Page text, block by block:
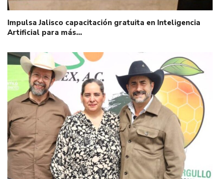
Impulsa Jalisco capacitación gratuita en Inteligencia
Artificial para más…